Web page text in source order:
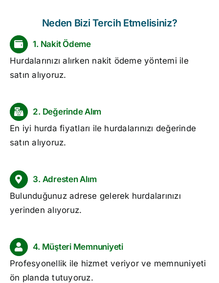
Neden Bizi Tercih Etmelisiniz?
1. Nakit Ödeme
Hurdalarınızı alırken nakit ödeme yöntemi ile
satın alıyoruz.
2. Değerinde Alım
En iyi hurda fiyatları ile hurdalarınızı değerinde
satın alıyoruz.
3. Adresten Alım
Bulunduğunuz adrese gelerek hurdalarınızı
yerinden alıyoruz.
4. Müşteri Memnuniyeti
Profesyonellik ile hizmet veriyor ve memnuniyeti
ön planda tutuyoruz.